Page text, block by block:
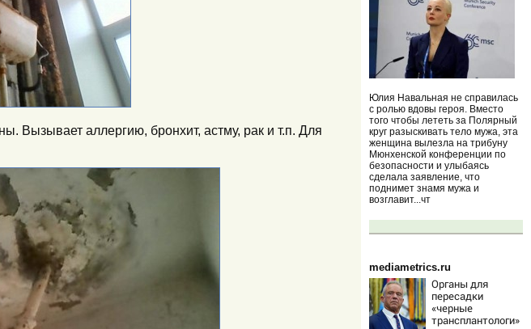
Вызывает аллергию, бронхит, астму, рак и т.п. Для
Юлия Навальная не справилась
с ролью вдовы героя. Вместо
того чтобы лететь за Полярный
круг разыскивать тело мужа, эта
женщина вылезла на трибуну
Мюнхенской конференции по
безопасности и улыбаясь
сделала заявление, что
поднимет знамя мужа и
возглавит...чт
mediametrics.ru
Органы для
пересадки
«черные
трансплантологи»